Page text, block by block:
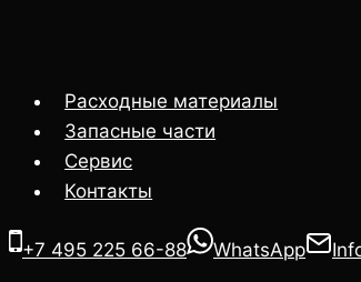
Расходные материалы
Запасные части
Сервис
Контакты
+7 495 225 66-88 WhatsApp